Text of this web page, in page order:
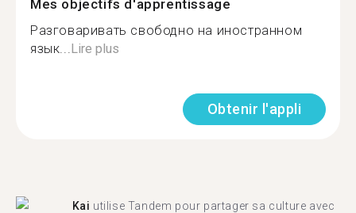
Mes objectifs d'apprentissage
Разговаривать свободно на иностранном
язык...Lire plus
Obtenir l'appli
Kai utilise Tandem pour partager sa culture avec